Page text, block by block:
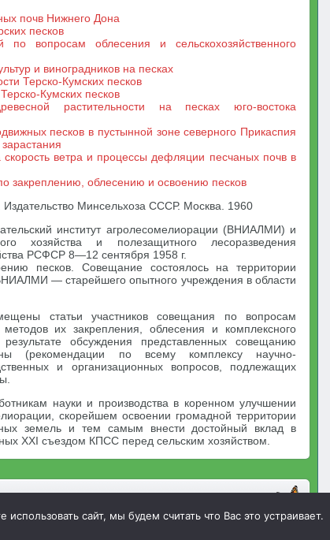
почв Нижнего Дона
песков
по вопросам облесения и сельскохозяйственного
и виноградников на песках
Терско-Кумских песков
Кумских песков
растительности на песках юго-востока
песков в пустынной зоне северного Прикаспия
ветра и процессы дефляции песчаных почв в
закреплению, облесению и освоению песков
Издательство Минсельхоза СССР. Москва. 1960
институт агролесомелиорации (ВНИАЛМИ) и
хозяйства и полезащитного лесоразведения
РСФСР 8—12 сентября 1958 г.
песков. Совещание состоялось на территории
— старейшего опытного учреждения в области
статьи участников совещания по вопросам
их закрепления, облесения и комплексного
обсуждения представленных совещанию
(рекомендации по всему комплексу научно-
и организационных вопросов, подлежащих
науки и производства в коренном улучшении
скорейшем освоении громадной территории
земель и тем самым внести достойный вклад в
XXI съездом КПСС перед сельским хозяйством.
сайт, мы будем считать что Вас это устраивает.